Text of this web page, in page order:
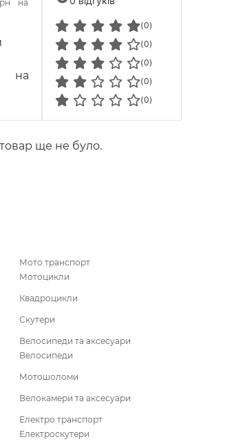
на
на
(0)
(0)
(0)
(0)
(0)
ще не було.
Мото транспорт
Мотоцикли
Квадроцикли
Скутери
Велосипеди та аксесуари
Велосипеди
Мотошоломи
Велокамери та аксесуари
Електро транспорт
Електроскутери